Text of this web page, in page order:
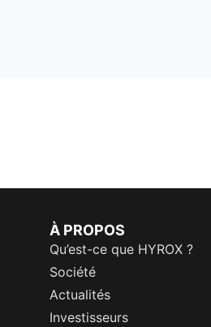
À PROPOS
Qu’est-ce que HYROX ?
Société
Actualités
Investisseurs